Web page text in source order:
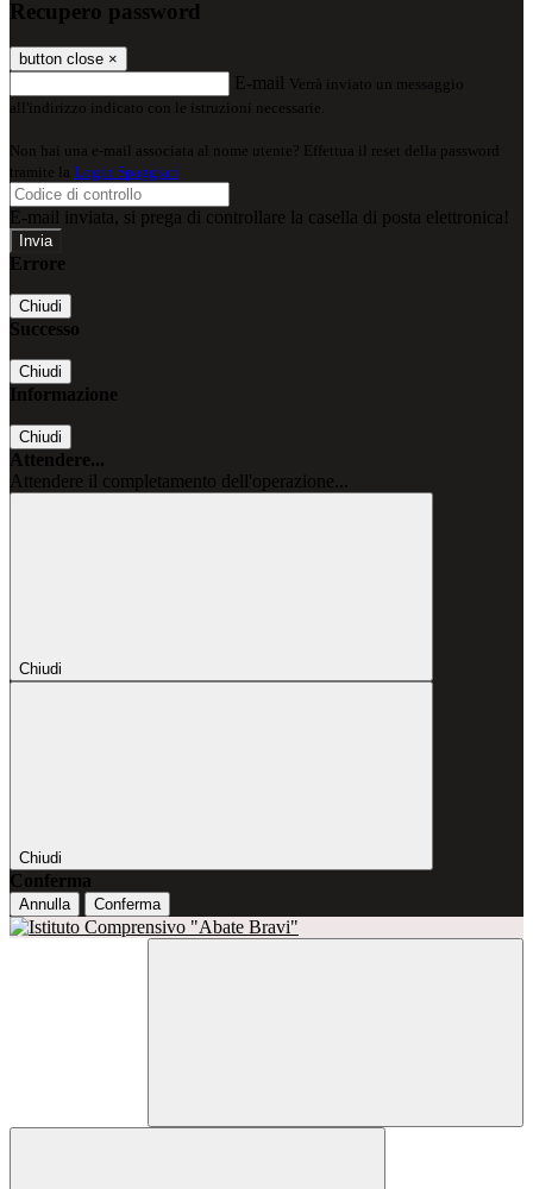
Recupero password
button close ×
E-mail Verrà inviato un messaggio
all'indirizzo indicato con le istruzioni necessarie.
Non hai una e-mail associata al nome utente? Effettua il reset della password
tramite la Login Spaggiari
E-mail inviata, si prega di controllare la casella di posta elettronica!
Errore
Chiudi
Successo
Chiudi
Informazione
Chiudi
Attendere...
Attendere il completamento dell'operazione...
Chiudi
Chiudi
Conferma
Annulla Conferma